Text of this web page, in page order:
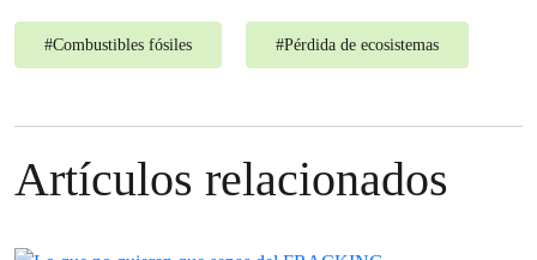
#Combustibles fósiles #Pérdida de ecosistemas
Artículos relacionados